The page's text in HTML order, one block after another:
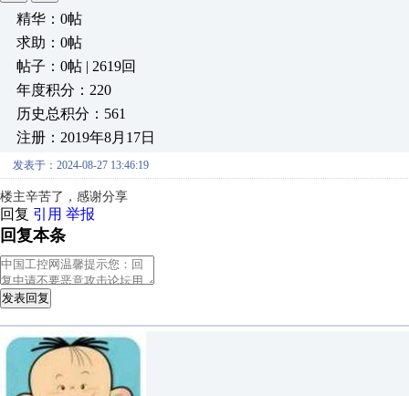
精华：0帖
求助：0帖
帖子：0帖 | 2619回
年度积分：220
历史总积分：561
注册：2019年8月17日
发表于：2024-08-27 13:46:19
楼主辛苦了，感谢分享
回复 引用 举报
回复本条
发表回复